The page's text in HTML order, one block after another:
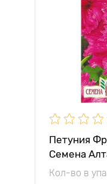
Петуния
Семена
Кол-во в